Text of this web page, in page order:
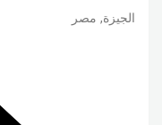
الجيزة, مصر